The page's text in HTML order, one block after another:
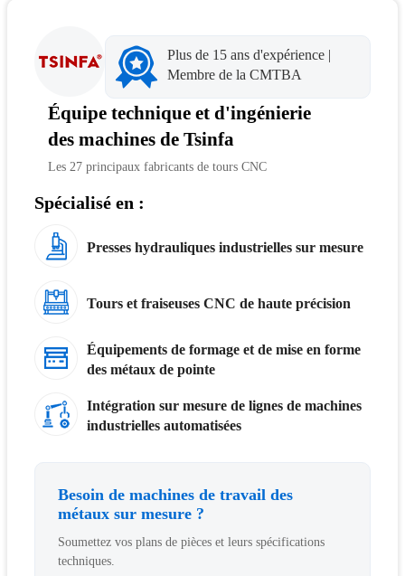
Équipe technique et d'ingénierie
des machines de Tsinfa
Les 27 principaux fabricants de tours CNC
Plus de 15 ans d'expérience |
Membre de la CMTBA
Spécialisé en :
Presses hydrauliques industrielles sur mesure
Tours et fraiseuses CNC de haute précision
Équipements de formage et de mise en forme
des métaux de pointe
Intégration sur mesure de lignes de machines
industrielles automatisées
Besoin de machines de travail des
métaux sur mesure ?
Soumettez vos plans de pièces et leurs spécifications
techniques.